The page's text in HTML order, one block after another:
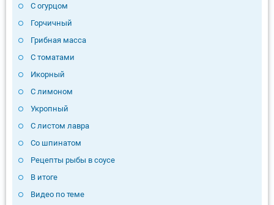
С огурцом
Горчичный
Грибная масса
С томатами
Икорный
С лимоном
Укропный
С листом лавра
Со шпинатом
Рецепты рыбы в соусе
В итоге
Видео по теме